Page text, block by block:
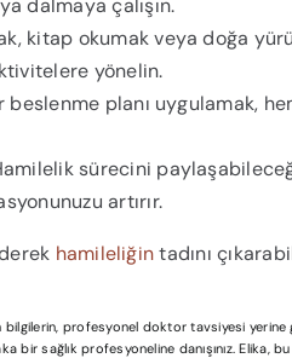
dalmaya çalışın.
kitap okumak veya doğa
yönelin.
beslenme planı uygulamak,
sürecini
artırır.
hamileliğintadını
bilgilerin, profesyonel doktor tavsiyesi
sağlık profesyoneline danışınız. Elika,